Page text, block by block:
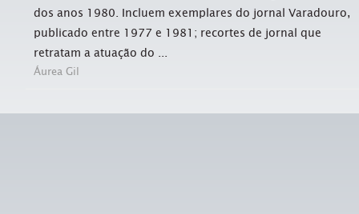
dos anos 1980. Incluem exemplares do jornal Varadouro,
publicado entre 1977 e 1981; recortes de jornal que
retratam a atuação do ...
Áurea Gil